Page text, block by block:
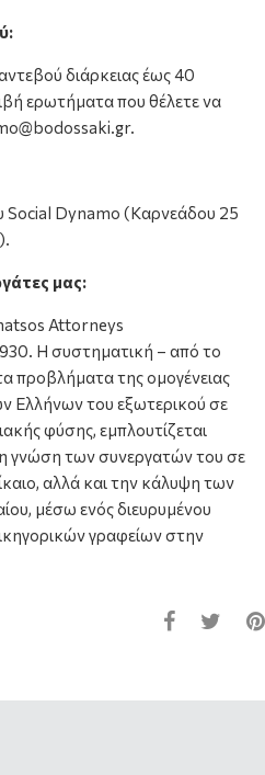
διάρκειας έως 40
ερωτήματα που θέλετε να
Social Dynamo (Καρνεάδου 25
μας:
Attorneys
Η συστηματική – από το
προβλήματα της ομογένειας
Ελλήνων του εξωτερικού σε
φύσης, εμπλουτίζεται
γνώση των συνεργατών του σε
αλλά και την κάλυψη των
μέσω ενός διευρυμένου
γραφείων στην